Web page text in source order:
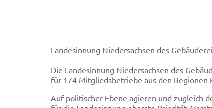
Landesinnung Niedersachsen des
Die Landesinnung Niedersachsen des
für 174 Mitgliedsbetriebe aus den Regionen
Auf politischer Ebene agieren und zugleich